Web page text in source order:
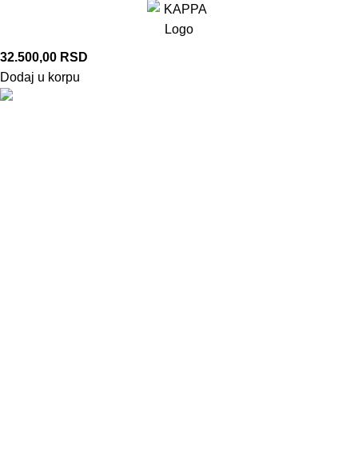
32.500,00 RSD
Dodaj u korpu